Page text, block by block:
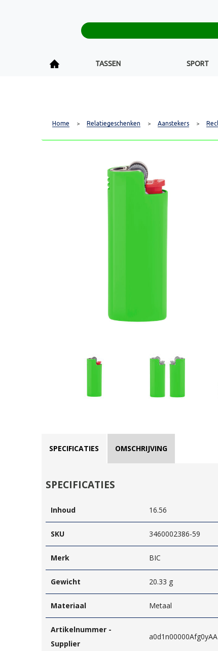
TASSEN SPORT
Home > Relatiegeschenken > Aanstekers >
SPECIFICATIES OMSCHRIJVING
SPECIFICATIES
Inhoud 16.56
SKU 3460002386-59
Merk BIC
Gewicht 20.33 g
Materiaal Metaal
Artikelnummer -
Supplier